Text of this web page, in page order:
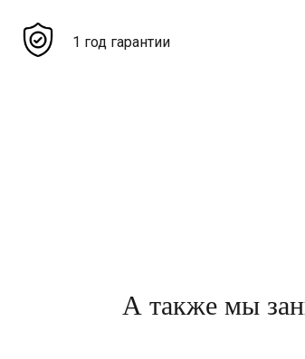
1 год гарантии
А также мы